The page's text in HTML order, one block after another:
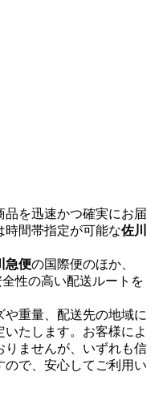
品を迅速かつ確実にお届
時間帯指定が可能な佐川
急便の国際便のほか、
性の高い配送ルートを
重量、配送先の地域に
たします。お客様によ
りませんが、いずれも信
ので、安心してご利用い